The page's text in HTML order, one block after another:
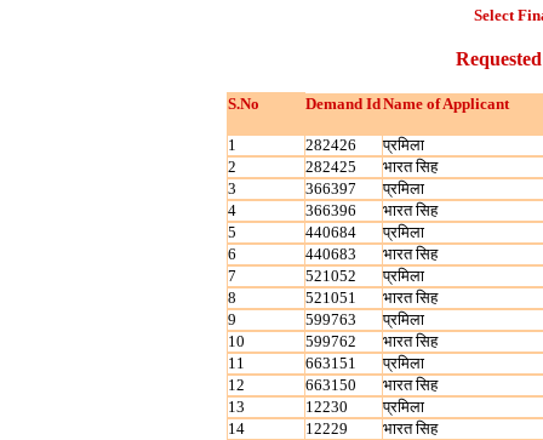
Select
S.No Demand IdName of Applicant
1 282426
प्रमिला
2
282425
भारत सिह
3
366397
प्रमिला
4
366396
भारत सिह
5
440684
प्रमिला
6
440683
भारत सिह
7
521052
प्रमिला
8
521051
भारत सिह
9
599763
प्रमिला
10
599762
भारत सिह
11
663151
प्रमिला
12
663150
भारत सिह
13
12230
प्रमिला
14
12229
भारत सिह